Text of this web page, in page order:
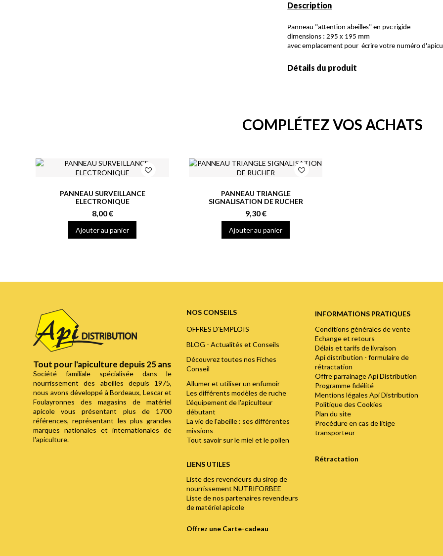
Description
Panneau "attention abeilles" en pvc rigide
dimensions : 295 x 195 mm
avec emplacement pour écrire votre numéro
Détails du produit
COMPLÉTEZ VOS ACHATS
PANNEAU SURVEILLANCE
ELECTRONIQUE
8,00 €
Ajouter au panier
PANNEAU TRIANGLE
SIGNALISATION DE RUCHER
9,30 €
Ajouter au panier
Tout pour l'apiculture depuis 25 ans
Société familiale spécialisée dans le
nourrissement des abeilles depuis 1975,
nous avons développé à Bordeaux, Lescar et
Foulayronnes des magasins de matériel
apicole vous présentant plus de 1700
références, représentant les plus grandes
marques nationales et internationales de
l'apiculture.
NOS CONSEILS
OFFRES D'EMPLOIS
BLOG - Actualités et Conseils
Découvrez toutes nos Fiches
Conseil
Allumer et utiliser un enfumoir
Les différents modèles de ruche
L'équipement de l'apiculteur
débutant
La vie de l'abeille : ses différentes
missions
Tout savoir sur le miel et le pollen
LIENS UTILES
Liste des revendeurs du sirop de
nourrissement NUTRIFORBEE
Liste de nos partenaires revendeurs
de matériel apicole
Offrez une Carte-cadeau
INFORMATIONS PRATIQUES
Conditions générales de vente
Echange et retours
Délais et tarifs de livraison
Api distribution - formulaire de
rétractation
Offre parrainage Api Distribution
Programme fidélité
Mentions légales Api Distribution
Politique des Cookies
Plan du site
Procédure en cas de litige
transporteur
Rétractation